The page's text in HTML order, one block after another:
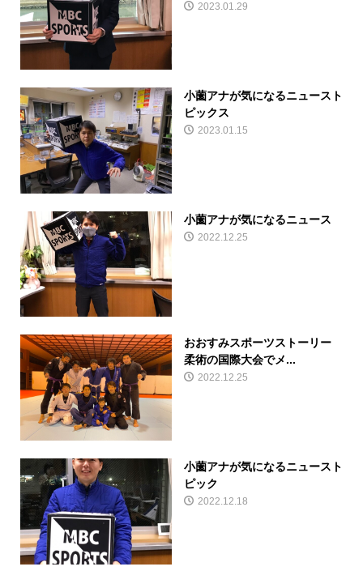
2023.01.29
小薗アナが気になるニュースト
ピックス
2023.01.15
小薗アナが気になるニュース
2022.12.25
おおすみスポーツストーリー
柔術の国際大会でメ...
2022.12.25
小薗アナが気になるニュースト
ピック
2022.12.18